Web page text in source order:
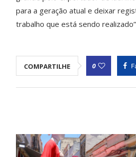
para a geração atual e deixar
trabalho que está sendo
COMPARTILHE 0